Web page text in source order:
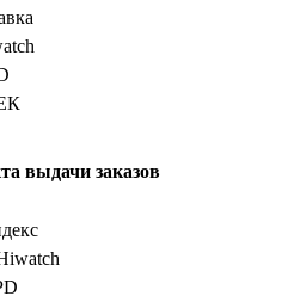
выдачи заказов